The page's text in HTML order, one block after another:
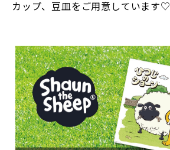
カップ、豆皿をご用意しています♡